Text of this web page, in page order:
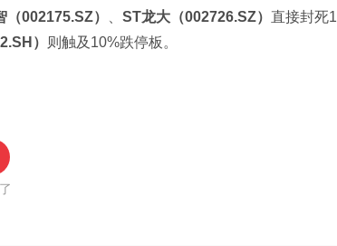
（002175.SZ） ST龙大（002726.SZ） 直接封死1
） 则触及10%跌停板。